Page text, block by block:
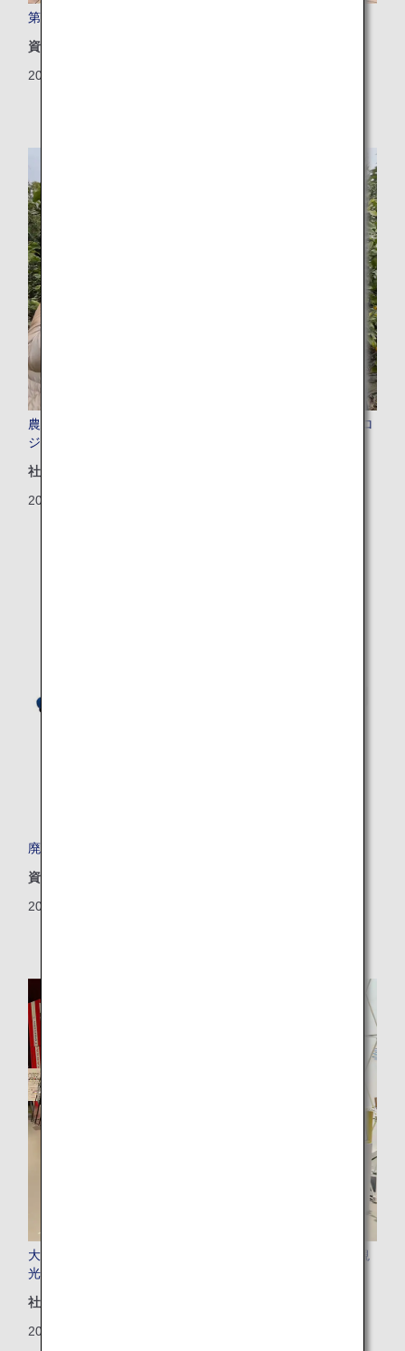
第5回 ANA Future Promiseフォーラムを開催しました！
資源
2025/12/26
農園プロジェクト レモン農園を通じた広島の地域活性化プロ
ジェクト
社会地域
2025/10/24
廃棄予定のシートカバーをアップサイクル！
資源
2025/10/10
大阪・関西万博会場内「フェスティバル・ステーション」観
光PRブースで特別ブースを出展！
社会地域
2025/08/25